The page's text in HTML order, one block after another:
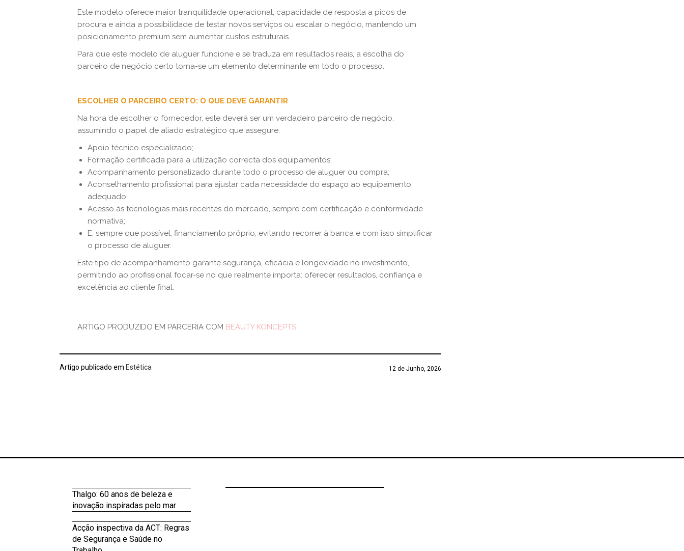
Este modelo oferece maior tranquilidade operacional, capacidade de resposta a picos de
procura e ainda a possibilidade de testar novos serviços ou escalar o negócio, mantendo um
posicionamento premium sem aumentar custos estruturais.
Para que este modelo de aluguer funcione e se traduza em resultados reais, a escolha do
parceiro de negócio certo torna-se um elemento determinante em todo o processo.
ESCOLHER O PARCEIRO CERTO: O QUE DEVE GARANTIR
Na hora de escolher o fornecedor, este deverá ser um verdadeiro parceiro de negócio,
assumindo o papel de aliado estratégico que assegure:
Apoio técnico especializado;
Formação certificada para a utilização correcta dos equipamentos;
Acompanhamento personalizado durante todo o processo de aluguer ou compra;
Aconselhamento profissional para ajustar cada necessidade do espaço ao equipamento
adequado;
Acesso às tecnologias mais recentes do mercado, sempre com certificação e conformidade
normativa;
E, sempre que possível, financiamento próprio, evitando recorrer à banca e com isso simplificar
o processo de aluguer.
Este tipo de acompanhamento garante segurança, eficácia e longevidade no investimento,
permitindo ao profissional focar-se no que realmente importa: oferecer resultados, confiança e
excelência ao cliente final.
ARTIGO PRODUZIDO EM PARCERIA COM BEAUTY KONCEPTS
Artigo publicado em Estética 12 de Junho, 2026
Thalgo: 60 anos de beleza e
inovação inspiradas pelo mar
Acção inspectiva da ACT: Regras
de Segurança e Saúde no